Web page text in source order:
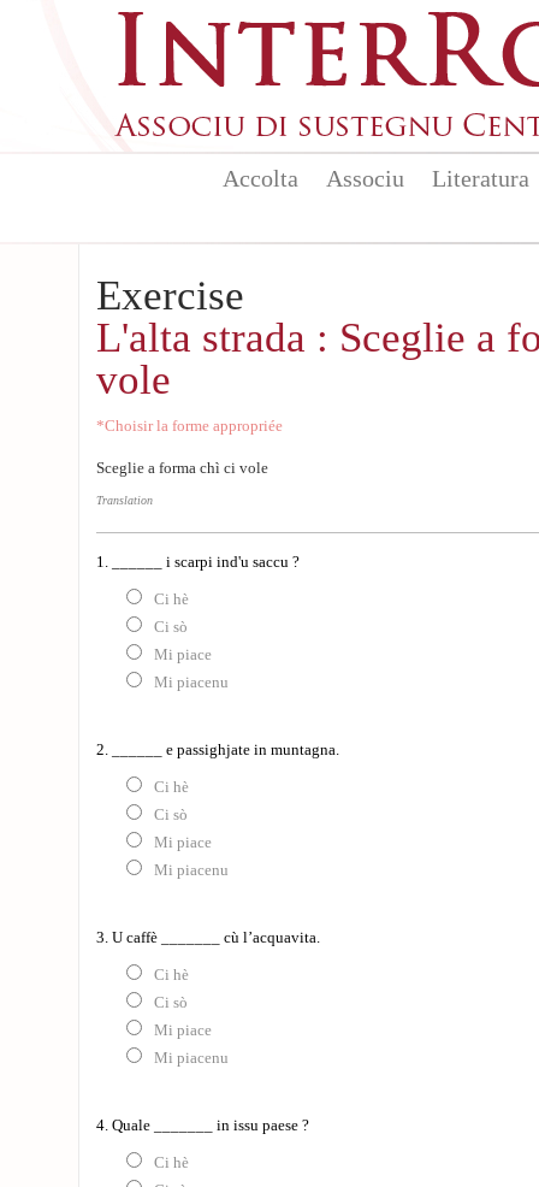
Accolta Associu Literatura
Exercise
L'alta strada : Sceglie a
vole
*Choisir la forme appropriée
Sceglie a forma chì ci vole
Translation
1. ______ i scarpi ind'u saccu ?
Ci hè
Ci sò
Mi piace
Mi piacenu
2. ______ e passighjate in muntagna.
Ci hè
Ci sò
Mi piace
Mi piacenu
3. U caffè _______ cù l’acquavita.
Ci hè
Ci sò
Mi piace
Mi piacenu
4. Quale _______ in issu paese ?
Ci hè